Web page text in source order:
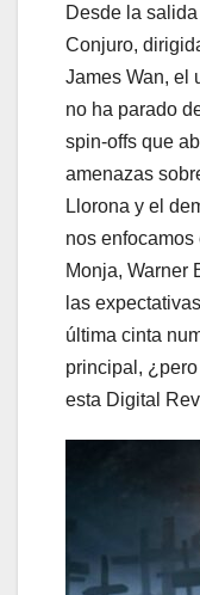
Desde la
Conjuro,
James Wan, el
no ha parado
spin-offs que
amenazas
Llorona y el
nos
Monja, Warner
las
última cinta
principal,
esta Digital